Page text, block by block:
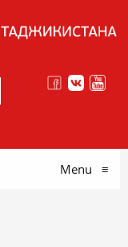
Menu ≡